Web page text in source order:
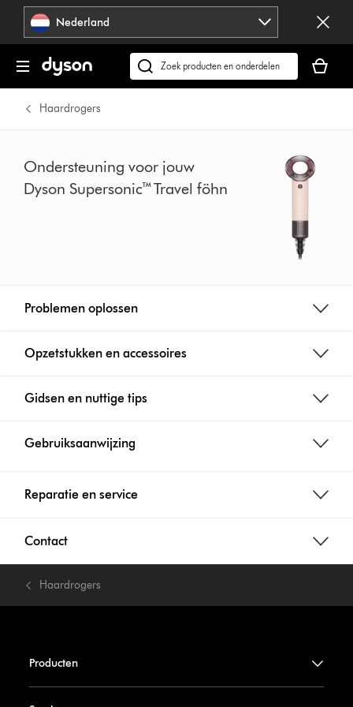
Navigatie
overslaan
Nederland
Zoek
op
is
Haardrogers
Ondersteuning voor jouw
Dyson Supersonic™ Travel föhn
Problemen oplossen
Opzetstukken en accessoires
Gidsen en nuttige tips
Gebruiksaanwijzing
Reparatie en service
Contact
Haardrogers
Producten